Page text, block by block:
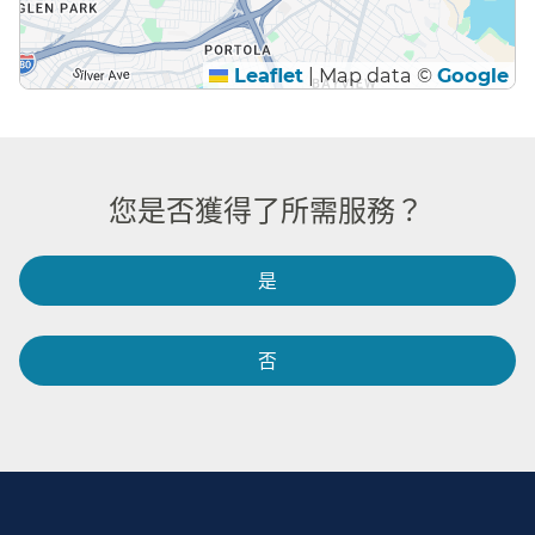
Leaflet |Map data © Google
您是否獲得了所需服務？​​
是​​
否​​